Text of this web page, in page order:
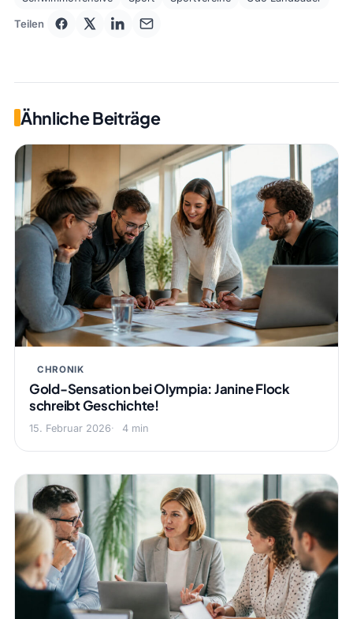
Teilen
Ähnliche Beiträge
CHRONIK
Gold-Sensation bei Olympia: Janine Flock
schreibt Geschichte!
15. Februar 2026 4 min